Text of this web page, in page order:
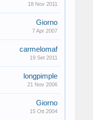
18 Nov 2011
Giorno
7 Apr 2007
carmelomaf
19 Set 2011
longpimple
21 Nov 2006
Giorno
15 Ott 2004